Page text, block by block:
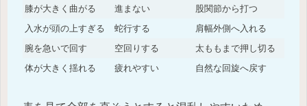
膝が大きく曲がる
進まない
股関節から打つ
入水が頭の上すぎる
蛇行する
肩幅外側へ入れる
腕を急いで回す
空回りする
太ももまで押し切る
体が大きく揺れる
疲れやすい 自然な回旋へ戻す